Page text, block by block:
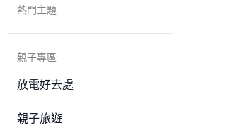
熱門主題
親子專區
放電好去處
親子旅遊